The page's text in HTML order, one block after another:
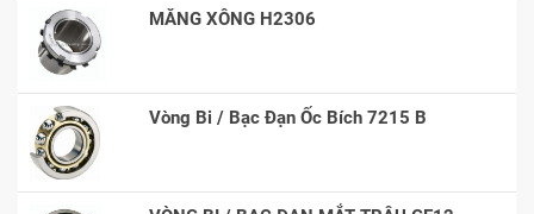
MĂNG XÔNG H2306
Vòng Bi / Bạc Đạn Ốc Bích 7215 B